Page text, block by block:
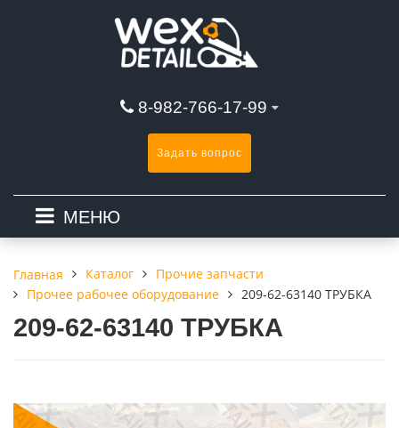
8-982-766-17-99
Задать вопрос
МЕНЮ
Главная Каталог
Прочие запчасти
Прочее рабочее оборудование
209-62-63140 ТРУБКА
209-62-63140 ТРУБКА